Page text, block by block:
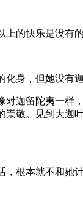
快乐是没有
，但她没有迦
留陀夷一样
敬。见到大
本就不和她